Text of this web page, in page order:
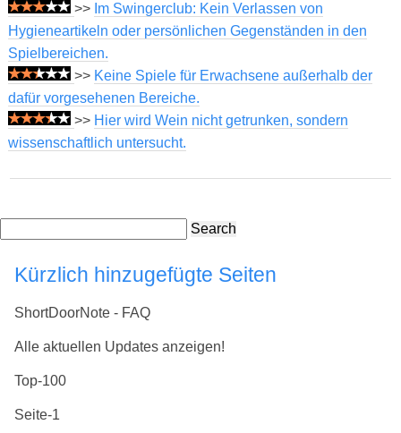
>> Im Swingerclub: Kein Verlassen von
Hygieneartikeln oder persönlichen Gegenständen in den
Spielbereichen.
>> Keine Spiele für Erwachsene außerhalb der
dafür vorgesehenen Bereiche.
>> Hier wird Wein nicht getrunken, sondern
wissenschaftlich untersucht.
Search
Kürzlich hinzugefügte Seiten
ShortDoorNote - FAQ
Alle aktuellen Updates anzeigen!
Top-100
Seite-1